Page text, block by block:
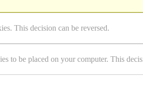
This decision can be reversed.
to be placed on your computer. This